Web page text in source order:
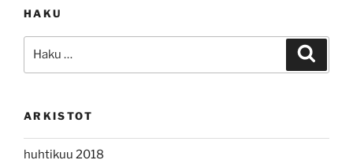
HAKU
ARKISTOT
huhtikuu 2018